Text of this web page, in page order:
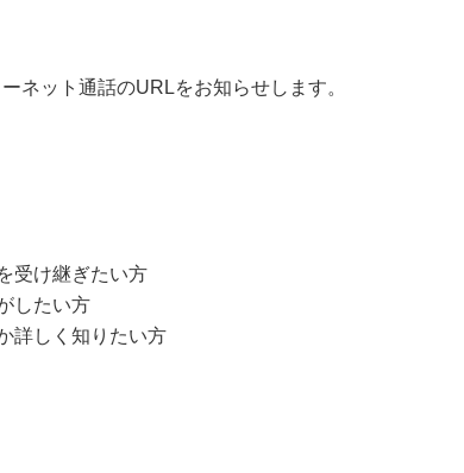
ネット通話のURLをお知らせします。
受け継ぎたい方
したい方
詳しく知りたい方